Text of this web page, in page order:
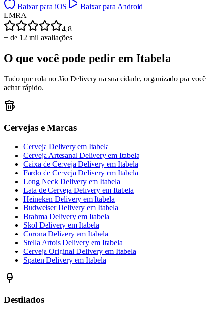
Baixar para iOS
Baixar para Android
LMRA
4,8
+ de 12 mil avaliações
O que você pode pedir em Itabela
Tudo que rola no Jão Delivery na sua cidade, organizado pra você
achar rápido.
Cervejas e Marcas
Cerveja Delivery em Itabela
Cerveja Artesanal Delivery em Itabela
Caixa de Cerveja Delivery em Itabela
Fardo de Cerveja Delivery em Itabela
Long Neck Delivery em Itabela
Lata de Cerveja Delivery em Itabela
Heineken Delivery em Itabela
Budweiser Delivery em Itabela
Brahma Delivery em Itabela
Skol Delivery em Itabela
Corona Delivery em Itabela
Stella Artois Delivery em Itabela
Cerveja Original Delivery em Itabela
Spaten Delivery em Itabela
Destilados